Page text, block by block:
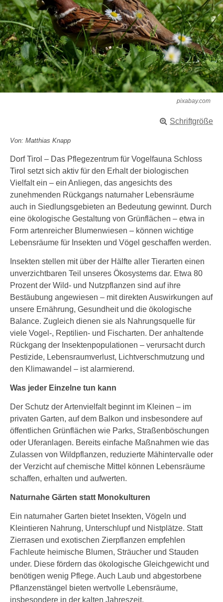
pixabay.com
Schriftgröße
Von: Matthias Knapp
Dorf Tirol – Das Pflegezentrum für Vogelfauna Schloss
Tirol setzt sich aktiv für den Erhalt der biologischen
Vielfalt ein – ein Anliegen, das angesichts des
zunehmenden Rückgangs naturnaher Lebensräume
auch in Siedlungsgebieten an Bedeutung gewinnt. Durch
eine ökologische Gestaltung von Grünflächen – etwa in
Form artenreicher Blumenwiesen – können wichtige
Lebensräume für Insekten und Vögel geschaffen werden.
Insekten stellen mit über der Hälfte aller Tierarten einen
unverzichtbaren Teil unseres Ökosystems dar. Etwa 80
Prozent der Wild- und Nutzpflanzen sind auf ihre
Bestäubung angewiesen – mit direkten Auswirkungen auf
unsere Ernährung, Gesundheit und die ökologische
Balance. Zugleich dienen sie als Nahrungsquelle für
viele Vogel-, Reptilien- und Fischarten. Der anhaltende
Rückgang der Insektenpopulationen – verursacht durch
Pestizide, Lebensraumverlust, Lichtverschmutzung und
den Klimawandel – ist alarmierend.
Was jeder Einzelne tun kann
Der Schutz der Artenvielfalt beginnt im Kleinen – im
privaten Garten, auf dem Balkon und insbesondere auf
öffentlichen Grünflächen wie Parks, Straßenböschungen
oder Uferanlagen. Bereits einfache Maßnahmen wie das
Zulassen von Wildpflanzen, reduzierte Mähintervalle oder
der Verzicht auf chemische Mittel können Lebensräume
schaffen, erhalten und aufwerten.
Naturnahe Gärten statt Monokulturen
Ein naturnaher Garten bietet Insekten, Vögeln und
Kleintieren Nahrung, Unterschlupf und Nistplätze. Statt
Zierrasen und exotischen Zierpflanzen empfehlen
Fachleute heimische Blumen, Sträucher und Stauden
under. Diese fördern das ökologische Gleichgewicht und
benötigen wenig Pflege. Auch Laub und abgestorbene
Pflanzenstängel bieten wertvolle Lebensräume,
insbesondere in der kalten Jahreszeit.